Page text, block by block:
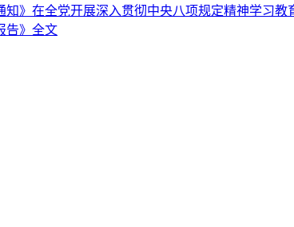
知》在全党开展深入贯彻中央八项规定精神学习教
告》全文